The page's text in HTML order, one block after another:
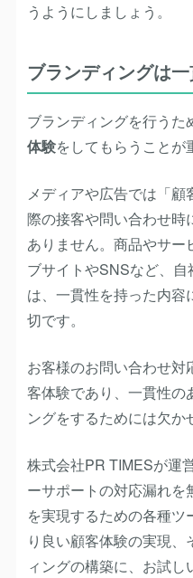
うようにしましょう。
ブランディングは
ブランディングを行うた
体験をしてもらうことが
メディアや広告では「
際の接客や問い合わせ時
ありません。商品やサー
ブサイトやSNSなど、
は、一貫性を持った内
切です。
お客様のお問い合わせ
客体験であり、一貫性の
ングをするためには欠か
株式会社PR TIMESが運
ーサポートの対応漏れ
を実現するための各種ツ
り良い顧客体験の実現
ィングの構築に、お試し